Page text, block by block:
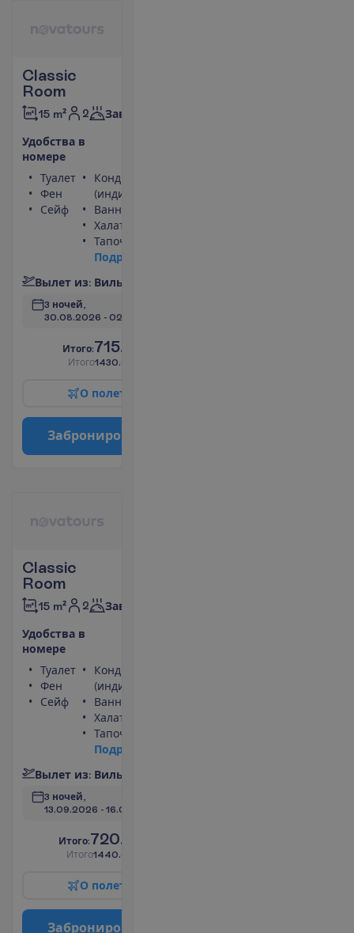
Classic
Room
15 m² 2 Завтраки
Удобства в
номере
Туалет
Фен
Сейф
Кондиционер
(индивидуальный)
Ванна или душ
Халат
Тапочки
Подр
Вылет из: Виль
3 ночей,
30.08.2026 - 02.09.2026
И того:715.00
Итого1430.00
О полет
Заброниро
Classic
Room
15 m² 2 Завтраки
Удобства в
номере
Туалет
Фен
Сейф
Кондиционер
(индивидуальный)
Ванна или душ
Халат
Тапочки
Подр
Вылет из: Виль
3 ночей,
13.09.2026 - 16.09.2026
И того:720.00
Итого1440.00
О полет
Заброниро